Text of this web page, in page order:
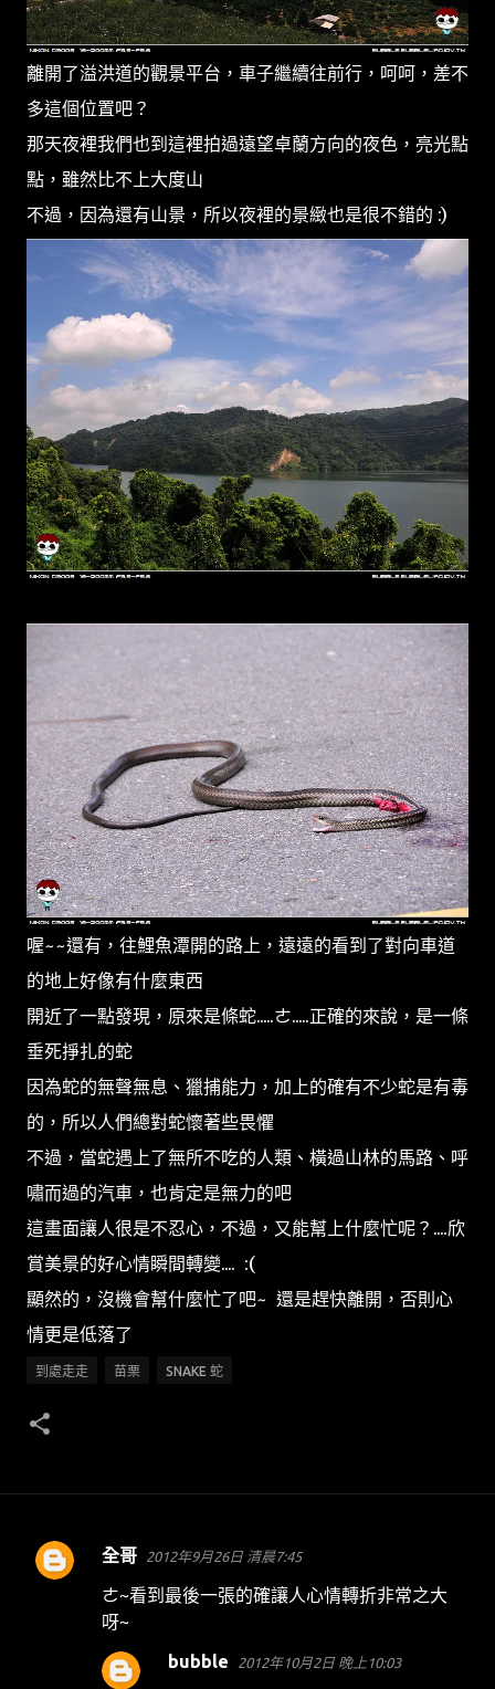
離開了溢洪道的觀景平台，車子繼續往前行，呵呵，差不
多這個位置吧？
那天夜裡我們也到這裡拍過遠望卓蘭方向的夜色，亮光點
點，雖然比不上大度山
不過，因為還有山景，所以夜裡的景緻也是很不錯的 :)
喔~~還有，往鯉魚潭開的路上，遠遠的看到了對向車道
的地上好像有什麼東西
開近了一點發現，原來是條蛇.....ㄜ.....正確的來說，是一條
垂死掙扎的蛇
因為蛇的無聲無息、獵捕能力，加上的確有不少蛇是有毒
的，所以人們總對蛇懷著些畏懼
不過，當蛇遇上了無所不吃的人類、橫過山林的馬路、呼
嘯而過的汽車，也肯定是無力的吧
這畫面讓人很是不忍心，不過，又能幫上什麼忙呢？....欣
賞美景的好心情瞬間轉變.... :(
顯然的，沒機會幫什麼忙了吧~ 還是趕快離開，否則心
情更是低落了
到處走走 苗栗 SNAKE 蛇
留
全哥 2012年9月26日 清晨7:45
ㄜ~看到最後一張的確讓人心情轉折非常之大
呀~
bubble 2012年10月2日 晚上10:03